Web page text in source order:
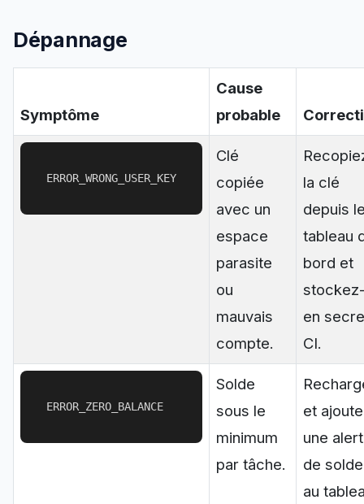
Dépannage
Symptôme
Cause
probable
ERROR_WRONG_USER_KEY
Clé
copiée
avec un
espace
parasite
ou
mauvais
compte.
la clé
depuis
tableau
bord et
en
CI.
ERROR_ZERO_BALANCE
Solde
sous le
minimum
par tâche.
et
une
de solde
au